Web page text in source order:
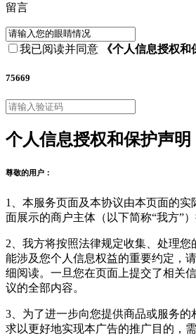
留言
我已阅读并同意 《个人信息授权和
75669
个人信息授权和保护声明
尊敬的用户：
1、本服务页面及本协议由本页面的
面展示的商户主体（以下简称“我方”）
2、我方将按照法律规定收集、处理
能涉及您个人信息权益的重要约定，
细阅读。一旦您在页面上提交了相关
议的全部内容。
3、为了进一步向您提供商品或服务的
求以更好地实现本广告的推广目的，